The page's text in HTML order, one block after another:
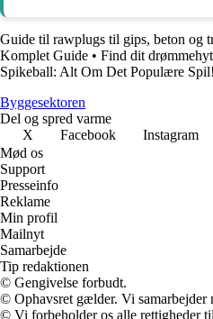
Guide til rawplugs til gips, beton og
Komplet Guide • Find dit
Spikeball: Alt Om Det Populære Spil!
Byggesektoren
Del og spred varme
X
Facebook Instagram
Mød os
Support
Presseinfo
Reklame
Min profil
Mailnyt
Samarbejde
Tip redaktionen
© Gengivelse forbudt.
© Ophavsret gælder. Vi samarbejder
© Vi forbeholder os alle rettigheder